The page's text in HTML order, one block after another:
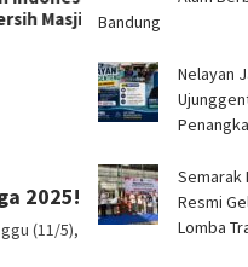
Masjid
Jerami Jadi
2025!
(11/5),
Bandung
Nelayan
Semarak
Resmi
Lomba